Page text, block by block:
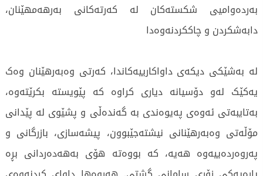
بەردەوامیی شکستەکان لە کەرتەکانی بەرهەمهێنان،
دابەشکردن و چاککردنەوەدا
لە بەشێکی دیکەی داواکارییەکاندا، کەرتی وەبەرهێنان وەک
یەکێک لەو دۆسیانە دیاری کراوە کە پێویستە بکرێتەوە،
بەتایبەتی ئەوەی پەیوەندی بە گەندەڵی و پشێوی لە پێدانی
مۆڵەتی وەبەرهێنانی نیشتەجێبوون، پیشەسازی، بازرگانی و
پەروەردەییەوە هەیە، کە بووەتە هۆی بەهەدەردانی بڕە